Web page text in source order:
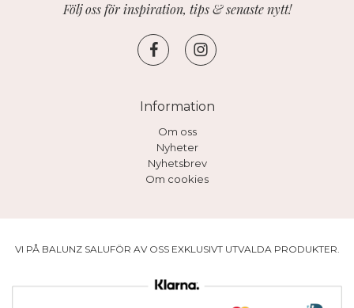
Följ oss för inspiration, tips & senaste nytt!
Information
Om oss
Nyheter
Nyhetsbrev
Om cookies
VI PÅ BALUNZ SALUFÖR AV OSS EXKLUSIVT UTVALDA PRODUKTER.